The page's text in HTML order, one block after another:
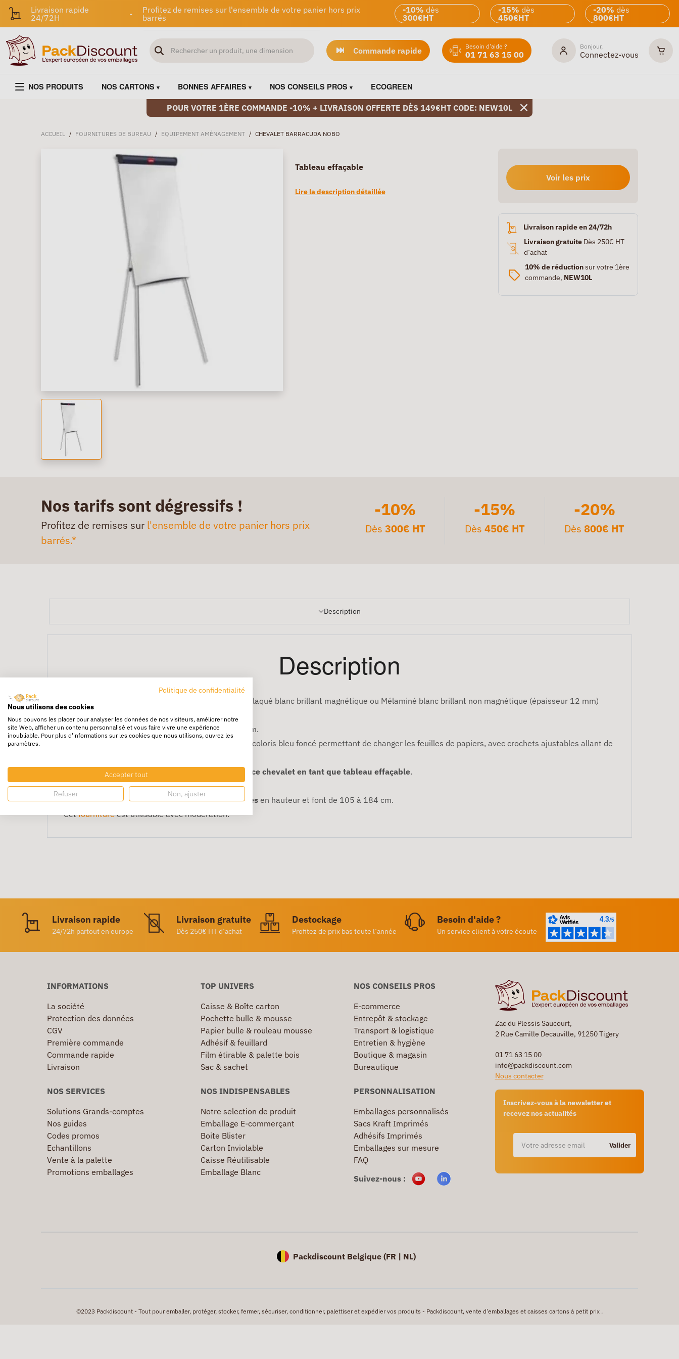
Livraison rapide
24/72H
-
Profitez de remises sur l'ensemble de votre panier hors prix
barrés
-10% dès
300€HT
-15% dès
450€HT
-20% dès
800€HT
Commande rapide Besoin d'aide ?
01 71 63 15 00
Bonjour,
Connectez-vous
NOS PRODUITS NOS CARTONS BONNES AFFAIRES NOS CONSEILS PROS ECOGREEN
POUR VOTRE 1ÈRE COMMANDE -10% + LIVRAISON OFFERTE DÈS 149€HT CODE: NEW10L
ACCUEIL / FOURNITURES DE BUREAU / EQUIPEMENT AMÉNAGEMENT / CHEVALET BARRACUDA NOBO
Tableau effaçable
Lire la description détaillée
Voir les prix
Livraison rapide en 24/72h
Livraison gratuiteDès 250€ HT
d’achat
10% de réductionsur votre 1ère
commande, NEW10L
Nos tarifs sont dégressifs !
Profitez de remises sur l'ensemble de votre panier hors prix
barrés.*
-10%
Dès 300€ HT
-15%
Dès 450€ HT
-20%
Dès800€ HT
Description
Description
est fabriqué d'un fond laqué blanc brillant magnétique ou Mélaminé blanc brillant non magnétique (épaisseur 12 mm)
selon le modèle.
Les dimensions de ce tableau sont de 67,5 x 100 cm.
d'un coloris bleu foncé permettant de changer les feuilles de papiers, avec crochets ajustables allant de
Si vous n'avez plus de feuilles, vous pouvez
utiliser ce chevalet en tant que tableau effaçable.
Le porte-marqueur en métal est bleu foncé.
Les pieds télescopiques sontréglables et ajustables en hauteur et font de 105 à 184 cm.
Cetfournitureest utilisable avec modération.
Livraison rapide
24/72h partout en europe
Livraison gratuite
Dès 250€ HT d’achat
Destockage
Profitez de prix bas toute l’année
Besoin d'aide ?
Un service client à votre écoute
Zac du Plessis Saucourt,
2 Rue Camille Decauville, 91250 Tigery
01 71 63 15 00
info@packdiscount.com
Nous contacter
Inscrivez-vous à la newsletter et
recevez nos actualités
Valider
INFORMATIONS
La société
Protection des données
CGV
Première commande
Commande rapide
Livraison
TOP UNIVERS
Caisse & Boîte carton
Pochette bulle & mousse
Papier bulle & rouleau mousse
Adhésif & feuillard
Film étirable & palette bois
Sac & sachet
NOS CONSEILS PROS
E-commerce
Entrepôt & stockage
Transport & logistique
Entretien & hygiène
Boutique & magasin
Bureautique
NOS SERVICES
Solutions Grands-comptes
Nos guides
Codes promos
Echantillons
Vente à la palette
Promotions emballages
NOS INDISPENSABLES
Notre selection de produit
Emballage E-commerçant
Boite Blister
Carton Inviolable
Caisse Réutilisable
Emballage Blanc
PERSONNALISATION
Emballages personnalisés
Sacs Kraft Imprimés
Adhésifs Imprimés
Emballages sur mesure
FAQ
Suivez-nous :
Packdiscount Belgique (FR | NL)
©2023 Packdiscount - Tout pour emballer, protéger, stocker, fermer, sécuriser, conditionner, palettiser et expédier vos produits - Packdiscount, vente d'emballages et caisses cartons à petit prix .
Politique de confidentialité
Nous utilisons des cookies
Nous pouvons les placer pour analyser les données de nos visiteurs, améliorer notre
site Web, afficher un contenu personnalisé et vous faire vivre une expérience
inoubliable. Pour plus d'informations sur les cookies que nous utilisons, ouvrez les
paramètres.
Accepter tout
Refuser Non, ajuster